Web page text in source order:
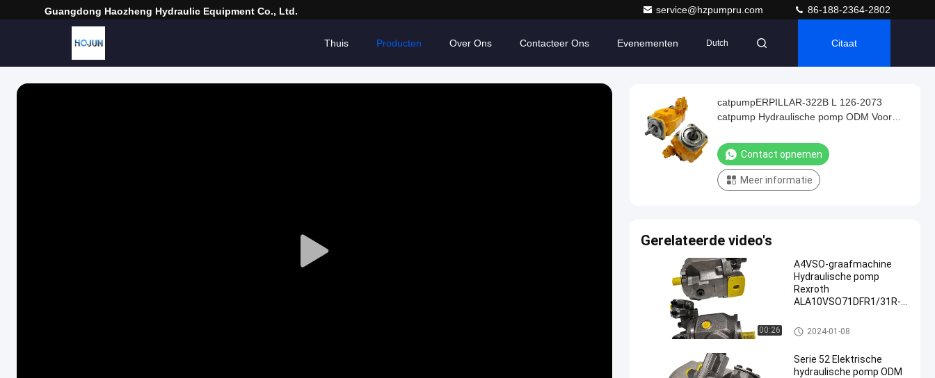
Guangdong Haozheng Hydraulic Equipment Co., Ltd. service@hzpumpru.com 86-188-2364-2802
Thuis Producten Over Ons Contacteer Ons Evenementen Dutch Citaat
Play
catpumpERPILLAR-322B L 126-2073
catpump Hydraulische pomp ODM Voor
Contact opnemen
Meer informatie
Gerelateerde video's
00:26
A4VSO-graafmachine
Hydraulische pomp
Rexroth
ALA10VSO71DFR1/31R-
Hydraulische pomp voor graaf
machines
2024-01-08
Serie 52 Elektrische
hydraulische pomp ODM